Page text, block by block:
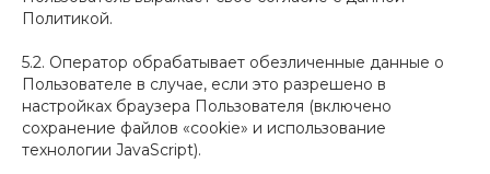
Политикой.
5.2. Оператор обрабатывает обезличенные данные о
Пользователе в случае, если это разрешено в
настройках браузера Пользователя (включено
сохранение файлов «cookie» и использование
технологии JavaScript).